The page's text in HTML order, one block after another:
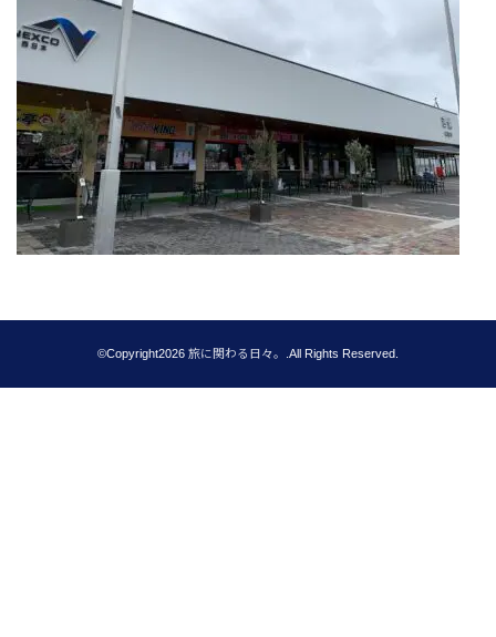
©Copyright2026 旅に関わる日々。 .All Rights Reserved.